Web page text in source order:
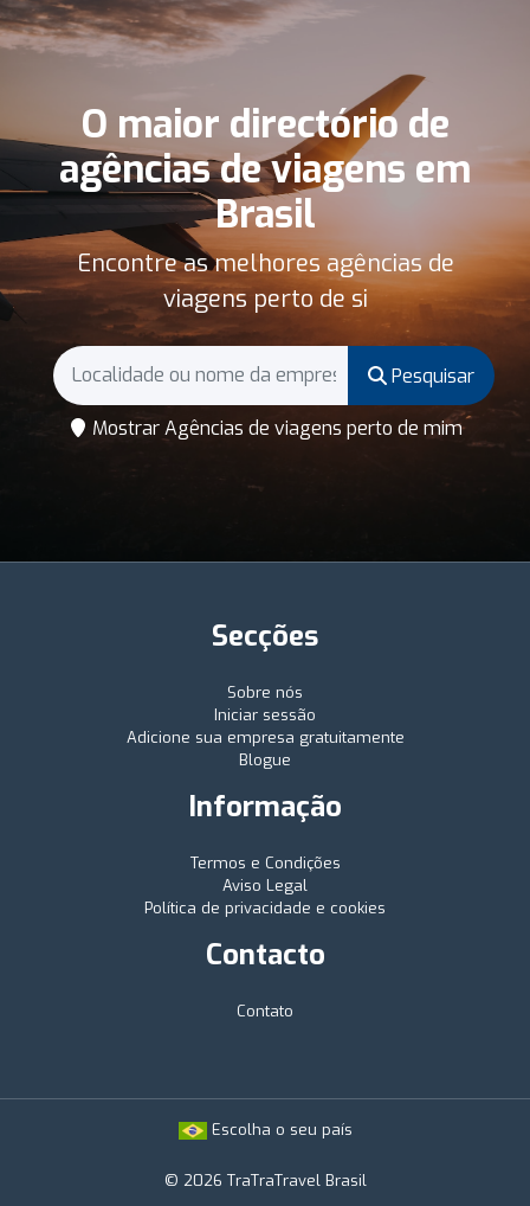
O maior directório de
agências de viagens em
Brasil
Encontre as melhores agências de
viagens perto de si
Pesquisar
Mostrar Agências de viagens perto de mim
Secções
Sobre nós
Iniciar sessão
Adicione sua empresa gratuitamente
Blogue
Informação
Termos e Condições
Aviso Legal
Política de privacidade e cookies
Contacto
Contato
Escolha o seu país
© 2026 TraTraTravel Brasil